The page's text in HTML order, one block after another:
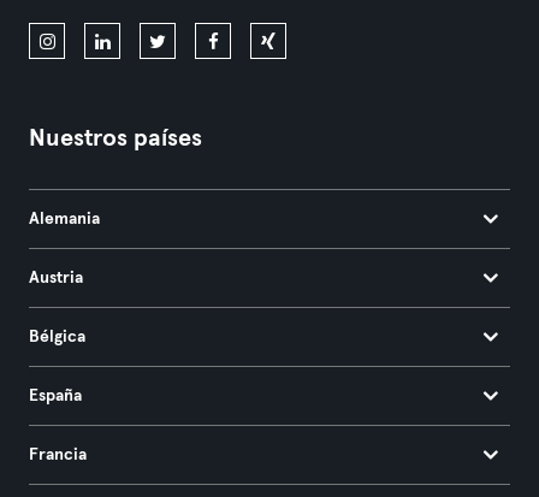
Nuestros países
Alemania
Austria
Bélgica
España
Francia